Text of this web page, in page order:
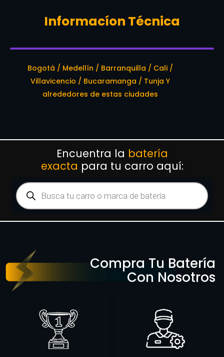
Informacíon Técnica
Bogotá / Medellín / Barranquilla / Cali /
Villavicencio / Bucaramanga / Tunja Y
alrededores de estas ciudades
Encuentra la batería
exacta para tu carro aquí:
Compra Tu Batería
Con Nosotros